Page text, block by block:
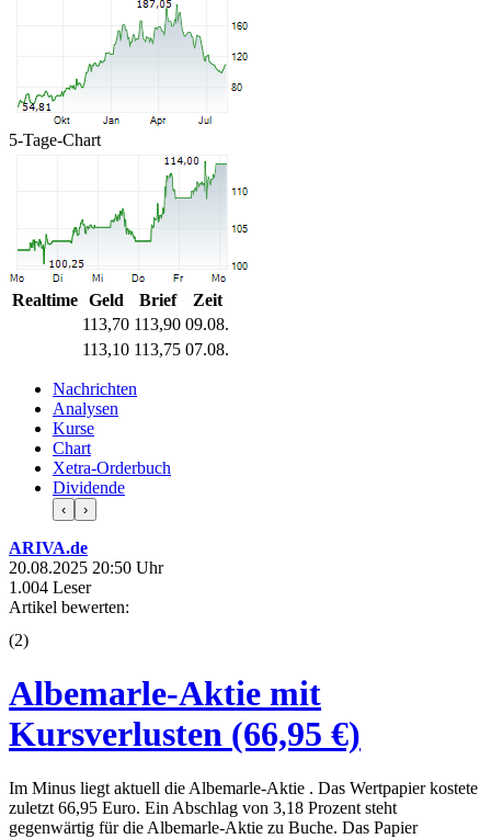
5-Tage-Chart
Realtime Geld Brief
Zeit
113,70 113,90 09.08.
113,10 113,75 07.08.
Nachrichten
Analysen
Kurse
Chart
Xetra-Orderbuch
Dividende
‹ ›
ARIVA.de
20.08.2025 20:50 Uhr
1.004 Leser
Artikel bewerten:
(2)
Albemarle-Aktie mit
Kursverlusten (66,95 €)
Im Minus liegt aktuell die Albemarle-Aktie . Das Wertpapier kostete
zuletzt 66,95 Euro. Ein Abschlag von 3,18 Prozent steht
gegenwärtig für die Albemarle-Aktie zu Buche. Das Papier